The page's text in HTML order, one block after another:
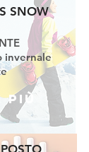
più
SNOW
invernale